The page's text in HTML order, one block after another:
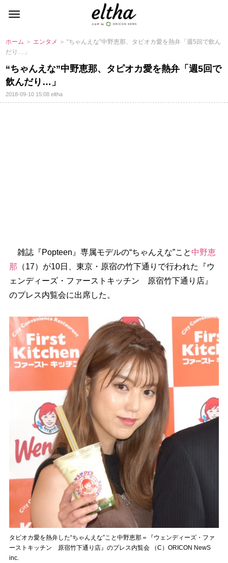
ホーム ＞ エンタメ ＞ “ちゃんえな”中野恵那、タピオカ愛を熱弁「週5回で飲ん
だり…」
“ちゃんえな”中野恵那、タピオカ愛を熱弁「週5回で
飲んだり…」
2018-09-10 15:08eltha
雑誌『Popteen』専属モデルの“ちゃんえな”こと 中野恵
那 （17）が10日、東京・原宿の竹下通りで行われた『ウ
ェンディーズ・ファーストキッチン 原宿竹下通り店』
のプレス内覧会に出席した。
タピオカ愛を熱弁した“ちゃんえな”こと中野恵那＝『ウェンディーズ・ファ
ーストキッチン 原宿竹下通り店』のプレス内覧会 （C）ORICON NewS
inc.